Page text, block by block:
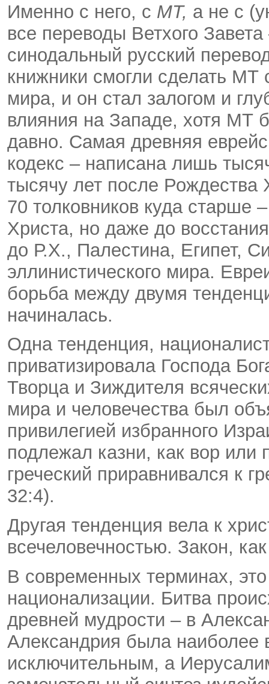
Именно с него, с МТ, а не с
все переводы Ветхого
синодальный русский
книжники смогли сделать МТ
мира, и он стал залогом и
влияния на Западе, хотя МТ
давно. Самая древняя
кодекс – написана лишь
тысячу лет после Рождества
70 толковников куда старше
Христа, но даже до
до Р.Х., Палестина, Египет,
эллинистического мира.
борьба между двумя
начиналась.
Одна тенденция,
приватизировала Господа
Творца и Зиждителя
мира и человечества был
привилегией избранного
подлежал казни, как вор
греческий приравнивался к
32:4).
Другая тенденция вела к
всечеловечностью. Закон,
В современных терминах,
национализации. Битва
древней мудрости – в
Александрия была наиболее
исключительным, а